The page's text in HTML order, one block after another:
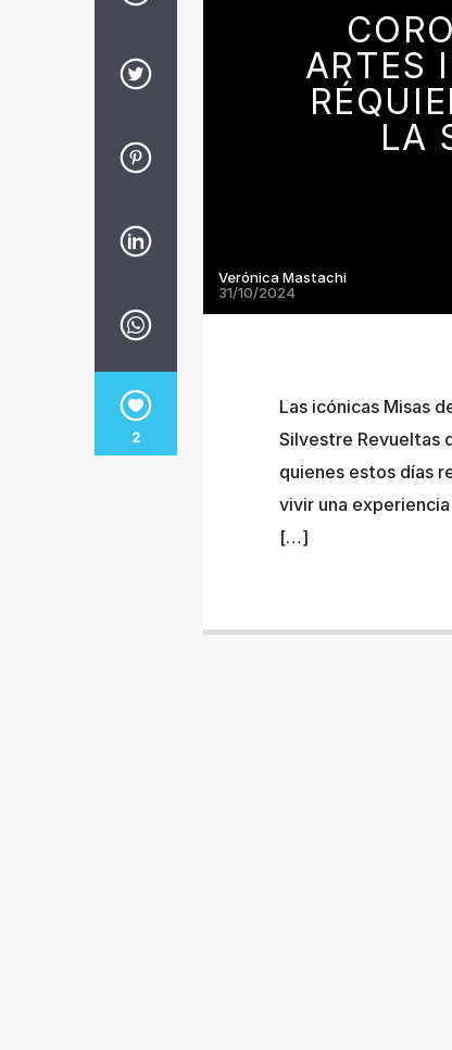
2
ARTES
LA
Verónica Mastachi
31/10/2024
Las icónicas Misas
Silvestre Revueltas
quienes estos días
vivir una
[…]